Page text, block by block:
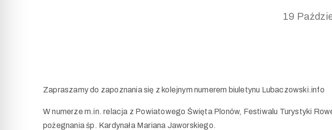
19
Zapraszamy do zapoznania się z kolejnym numerem biuletynu Lubaczowski.info
W numerze m.in. relacja z Powiatowego Święta Plonów, Festiwalu Turystyki
pożegnania śp. Kardynała Mariana Jaworskiego.